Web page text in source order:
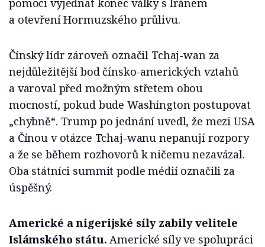
pomoci vyjednat konec války s Íránem
a otevření Hormuzského průlivu.
Čínský lídr zároveň označil Tchaj-wan za
nejdůležitější bod čínsko-amerických vztahů
a varoval před možným střetem obou
mocností, pokud bude Washington postupovat
„chybně“. Trump po jednání uvedl, že mezi USA
a Čínou v otázce Tchaj-wanu nepanují rozpory
a že se během rozhovorů k ničemu nezavázal.
Oba státníci summit podle médií označili za
úspěšný.
Americké a nigerijské síly zabily velitele
Islámského státu. Americké síly ve spolupráci